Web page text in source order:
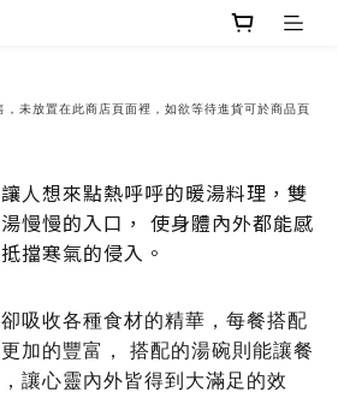
未放置在此商店頁面裡，如欲等待進貨可於商品頁
人想來點熱呼呼的暖湯料理，雙
慢慢的入口， 使身體內外都能感
擋寒氣的侵入。
吸收各種食材的精華，每餐搭配
加的豐富， 搭配的湯碗則能讓餐
讓心靈內外皆得到大滿足的效